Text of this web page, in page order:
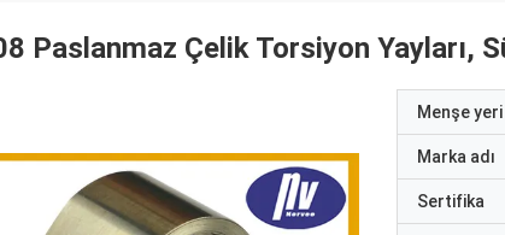
Paslanmaz Çelik Torsiyon Yayları,
Menşe yeri
Marka adı
Sertifika